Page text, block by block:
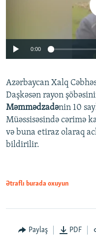
Auto 240p
720p
No media
0:00
Azərbaycan Xalq
Daşkəsən rayon
Məmmədzadənin 10
Müəssisəsində cərimə
və buna etiraz olaraq
bildirilir.
Ətraflı burada oxuyun
Paylaş PDF